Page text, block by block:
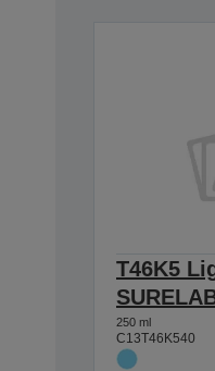
T46K5
250 ml
C13T46K540